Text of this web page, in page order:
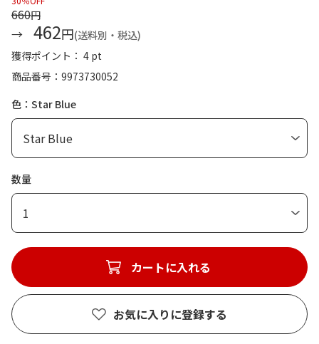
660円
462円(送料別・税込)
獲得ポイント： 4 pt
商品番号
9973730052
色：Star Blue
数量
1
カートに入れる
お気に入りに登録する